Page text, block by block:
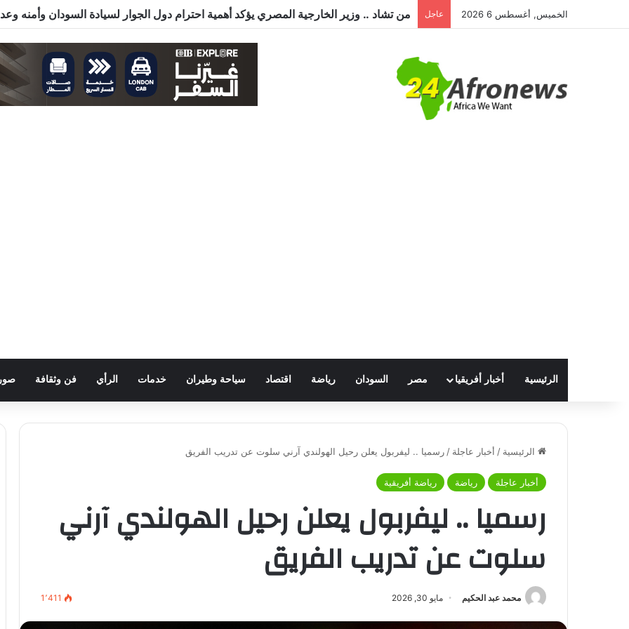
الخميس, أغسطس 6 2026 عاجل
الرئيسية أخبار أفريقيا مصر السودان رياضة اقتصاد سياحة وطيران خدمات الرأي فن وثقافة
الرئيسية / أخبار عاجلة / رسميا .. ليفربول يعلن رحيل الهولندي آرني سلوت عن تدريب الفريق
أخبار عاجلة رياضة رياضة أفريقية
رسميا .. ليفربول يعلن رحيل الهولندي آرني
سلوت عن تدريب الفريق
محمد عبد الحكيم مايو 30, 2026 1٬411